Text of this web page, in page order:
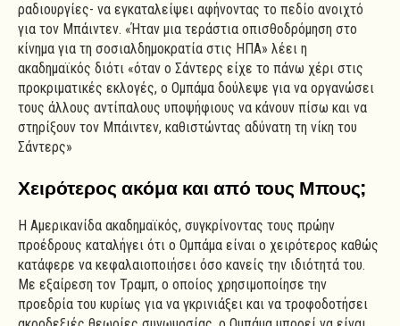
ραδιουργίες- να εγκαταλείψει αφήνοντας το πεδίο ανοιχτό
για τον Μπάιντεν. «Ήταν μια τεράστια οπισθοδρόμηση στο
κίνημα για τη σοσιαλδημοκρατία στις ΗΠΑ» λέει η
ακαδημαϊκός διότι «όταν ο Σάντερς είχε το πάνω χέρι στις
προκριματικές εκλογές, ο Ομπάμα δούλεψε για να οργανώσει
τους άλλους αντίπαλους υποψήφιους να κάνουν πίσω και να
στηρίξουν τον Μπάιντεν, καθιστώντας αδύνατη τη νίκη του
Σάντερς»
Χειρότερος ακόμα και από τους Μπους;
Η Αμερικανίδα ακαδημαϊκός, συγκρίνοντας τους πρώην
προέδρους καταλήγει ότι ο Ομπάμα είναι ο χειρότερος καθώς
κατάφερε να κεφαλαιοποιήσει όσο κανείς την ιδιότητά του.
Με εξαίρεση τον Τραμπ, ο οποίος χρησιμοποίησε την
προεδρία του κυρίως για να γκρινιάξει και να τροφοδοτήσει